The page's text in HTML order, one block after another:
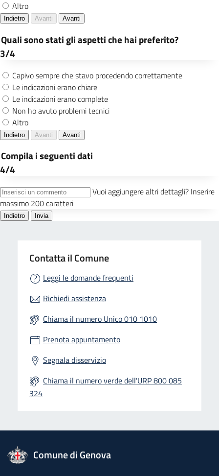
Contatta il Comune
Leggi le domande frequenti
Richiedi assistenza
Chiama il numero Unico 010 1010
Prenota appuntamento
Segnala disservizio
Chiama il numero verde dell'URP 800 085
324
logo Unione Europea
Comune di Genova